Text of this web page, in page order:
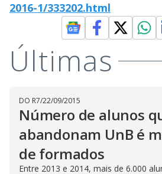
2016-1/333202.html
Últimas
DO R7/22/09/2015
Número de alunos
abandonam UnB é
de formados
Entre 2013 e 2014, mais de 6.000